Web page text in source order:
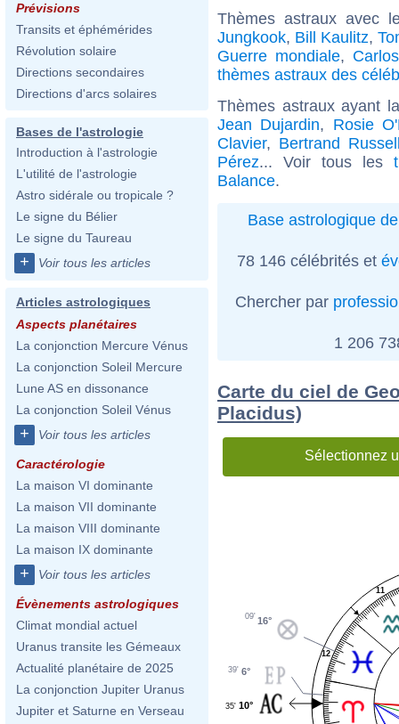
Prévisions
Transits et éphémérides
Révolution solaire
Directions secondaires
Directions d'arcs solaires
Bases de l'astrologie
Introduction à l'astrologie
L'utilité de l'astrologie
Astro sidérale ou tropicale ?
Le signe du Bélier
Le signe du Taureau
+ Voir tous les articles
Articles astrologiques
Aspects planétaires
La conjonction Mercure Vénus
La conjonction Soleil Mercure
Lune AS en dissonance
La conjonction Soleil Vénus
+ Voir tous les articles
Caractérologie
La maison VI dominante
La maison VII dominante
La maison VIII dominante
La maison IX dominante
+ Voir tous les articles
Évènements astrologiques
Climat mondial actuel
Uranus transite les Gémeaux
Actualité planétaire de 2025
La conjonction Jupiter Uranus
Jupiter et Saturne en Verseau
Thèmes astraux avec
Jungkook, Bill Kaulitz,
Guerre mondiale,
thèmes astraux des
Thèmes astraux ayant
Jean Dujardin, Rosie
Clavier, Bertrand
Pérez... Voir tous les
Balance.
Base astrologique
78 146 célébrités et
Chercher par
1 206
Carte du ciel de
Placidus)
Sélectionnez
11
12
16°
09'
6°
39'
10°
35'